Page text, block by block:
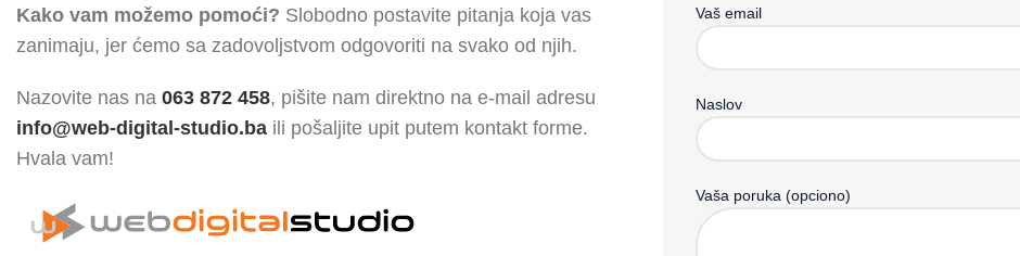
Kako vam možemo pomoći? Slobodno postavite pitanja koja vas
zanimaju, jer ćemo sa zadovoljstvom odgovoriti na svako od njih.
Nazovite nas na 063 872 458, pišite nam direktno na e-mail adresu
info@web-digital-studio.ba ili pošaljite upit putem kontakt forme.
Hvala vam!
Vaš email
Naslov
Vaša poruka (opciono)